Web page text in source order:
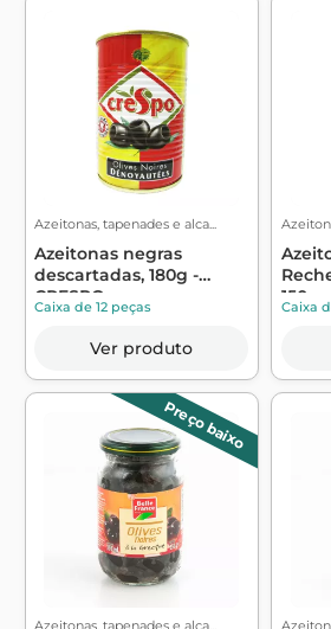
Azeitonas, tapenades e alca...
Azeitonas negras
descartadas, 180g -
CRESPO
Caixa de 12 peças
Ver produto
150g
Caixa
Preço baixo
Azeitonas, tapenades e alca...